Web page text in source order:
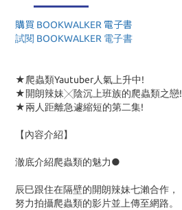
購買 BOOKWALKER 電子書
試閱 BOOKWALKER 電子書
★爬蟲類Yautuber人氣上升中!
★開朗辣妹╳陰沉上班族的爬蟲類之戀!
★兩人距離急遽縮短的第二集!
【內容介紹】
澈底介紹爬蟲類的魅力●
辰巳跟住在隔壁的開朗辣妹七瀨合作，
努力拍攝爬蟲類的影片並上傳至網路。